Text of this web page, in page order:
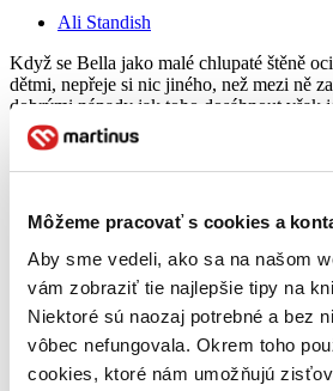
Môžeme pracovať s cookies a
Aby sme vedeli, ako sa na našom
vám zobraziť tie najlepšie tipy na
Niektoré sú naozaj potrebné a bez
vôbec nefungovala. Okrem toho
cookies, ktoré nám umožňujú
Ali Standish
Když se Bella jako malé chlupaté štěně
dětmi, nepřeje si nic jiného, než mezi ně
dobrými nápady jak toho dosáhnout však
trpělivost. A tak se ocitne v útulku. Když
Knihapevná väzba
Do 13 – 18 dní
Tento produkt momentálne nemáme
vám ho vieme zabezpečiť a odoslať
posnažíme sa aj trochu rýchlejšie!
Pridať do zoznamu
Vložiť do košíka
E-kniha PDF EPUB MOBI
Predaj skončil